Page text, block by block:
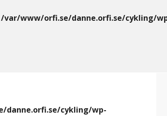
/var/www/orfi.se/danne.orfi.se/cykling/
danne.orfi.se/cykling/wp-